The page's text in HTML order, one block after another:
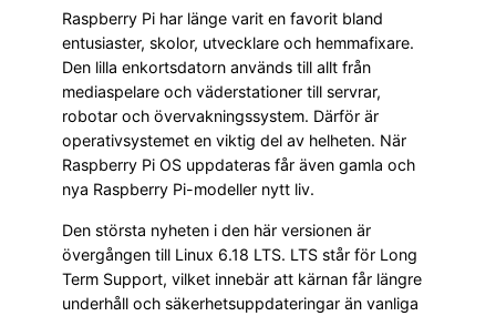
Raspberry Pi har länge varit en favorit bland
entusiaster, skolor, utvecklare och hemmafixare.
Den lilla enkortsdatorn används till allt från
mediaspelare och väderstationer till servrar,
robotar och övervakningssystem. Därför är
operativsystemet en viktig del av helheten. När
Raspberry Pi OS uppdateras får även gamla och
nya Raspberry Pi-modeller nytt liv.
Den största nyheten i den här versionen är
övergången till Linux 6.18 LTS. LTS står för Long
Term Support, vilket innebär att kärnan får längre
underhåll och säkerhetsuppdateringar än vanliga